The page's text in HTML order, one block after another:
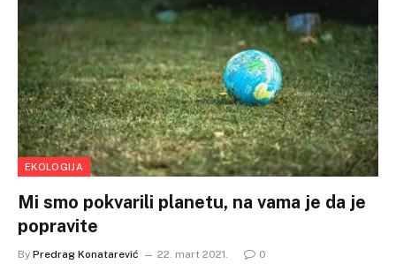
EKOLOGIJA
Mi smo pokvarili planetu, na vama je da je
popravite
By Predrag Konatarević 22. mart 2021. 0